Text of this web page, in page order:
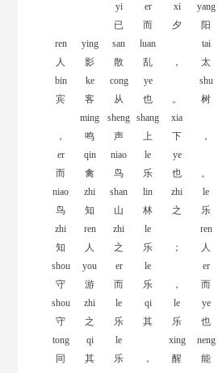
yi
已
er
而
xi
夕
yang
阳
ren
人
ying
影
san
散
luan
乱
，
tai
太
bin
宾
ke
客
cong
从
ye
也
。
shu
树
，
ming
鸣
sheng
声
shang
上
xia
下
，
er
而
qin
禽
niao
鸟
le
乐
ye
也
。
niao
鸟
zhi
知
shan
山
lin
林
zhi
之
le
乐
zhi
知
ren
人
zhi
之
le
乐
；
ren
人
shou
守
you
游
er
而
le
乐
，
er
而
shou
守
zhi
之
le
乐
qi
其
le
乐
ye
也
tong
同
qi
其
le
乐
，
xing
醒
neng
能